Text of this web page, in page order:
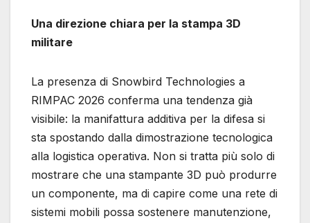
Una direzione chiara per la stampa 3D
militare
La presenza di Snowbird Technologies a
RIMPAC 2026 conferma una tendenza già
visibile: la manifattura additiva per la difesa si
sta spostando dalla dimostrazione tecnologica
alla logistica operativa. Non si tratta più solo di
mostrare che una stampante 3D può produrre
un componente, ma di capire come una rete di
sistemi mobili possa sostenere manutenzione,